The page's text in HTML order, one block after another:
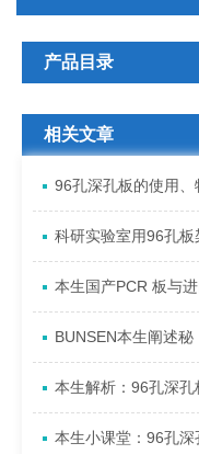
产品目录
相关文章
96孔深孔板的使用、
科研实验室用96孔板
本生国产PCR 板与
BUNSEN本生阐述
本生解析：96孔深
本生小课堂：96孔